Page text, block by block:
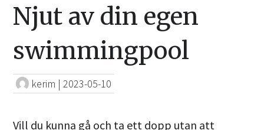
Njut av din egen
swimmingpool
kerim |2023-05-10
Vill du kunna gå och ta ett dopp utan att